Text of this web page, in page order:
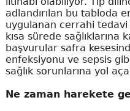
adlandırılan bu tabloda
uygulanan cerrahi
kısa sürede sağlıklarına
başvurular safra
enfeksiyonu ve sepsis
sağlık sorunlarına yol
Ne zaman harekete